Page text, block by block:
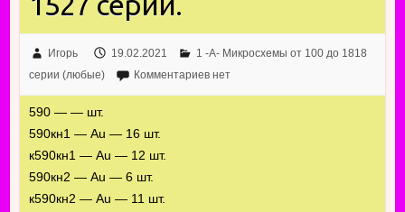
Игорь 19.02.2021
1 -А- Микросхемы от 100 до 1818
серии (любые)
Комментариев нет
590 — — шт.
590кн1 — Au — 16 шт.
к590кн1 — Au — 12 шт.
590кн2 — Au — 6 шт.
к590кн2 — Au — 11 шт.